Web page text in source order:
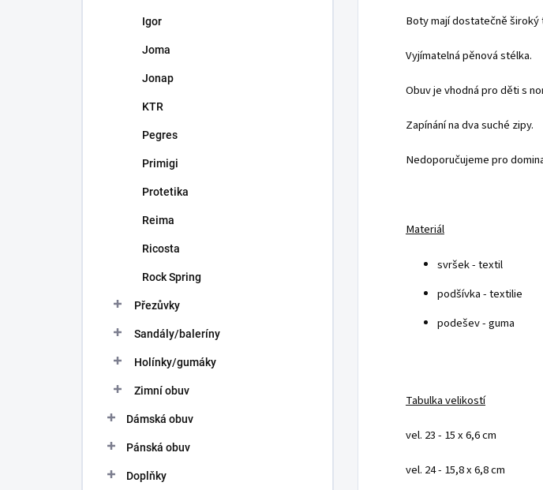
Igor
Joma
Jonap
KTR
Pegres
Primigi
Protetika
Reima
Ricosta
Rock Spring
Přezůvky
Sandály/baleríny
Holínky/gumáky
Zimní obuv
Dámská obuv
Pánská obuv
Doplňky
Boty mají dostatečně široký
Vyjímatelná pěnová stélka.
Obuv je vhodná pro děti s
Zapínání na dva suché zipy.
Nedoporučujeme pro
Materiál
svršek - textil
podšívka - textilie
podešev - guma
Tabulka velikostí
vel. 23 - 15 x 6,6 cm
vel. 24 - 15,8 x 6,8 cm